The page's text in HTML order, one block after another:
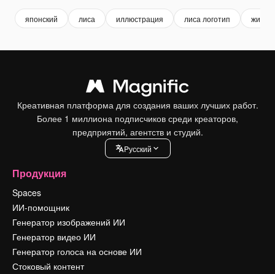
японский лиса иллюстрация лиса логотип
Креативная платформа для создания ваших лучших работ.
Более 1 миллиона подписчиков среди креаторов,
предприятий, агентств и студий.
Pусский
Продукция
Spaces
ИИ-помощник
Генератор изображений ИИ
Генератор видео ИИ
Генератор голоса на основе ИИ
Стоковый контент